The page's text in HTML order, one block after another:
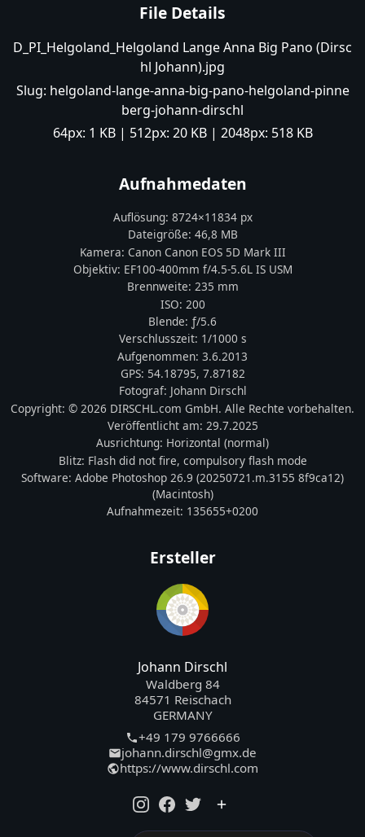
File Details
D_PI_Helgoland_Helgoland Lange Anna Big Pano (Dirsc
hl Johann).jpg
Slug: helgoland-lange-anna-big-pano-helgoland-pinne
berg-johann-dirschl
64px: 1 KB| 512px: 20 KB| 2048px: 518 KB
Aufnahmedaten
Auflösung: 8724×11834px
Dateigröße: 46,8 MB
Kamera: CanonCanon EOS 5D Mark III
Objektiv: EF100-400mm f/4.5-5.6L IS USM
Brennweite: 235 mm
ISO: 200
Blende: ƒ/5.6
Verschlusszeit: 1/1000 s
Aufgenommen: 3.6.2013
GPS: 54.18795, 7.87182
Fotograf: Johann Dirschl
Copyright: © 2026 DIRSCHL.com GmbH. Alle Rechte vorbehalten.
Veröffentlicht am: 29.7.2025
Ausrichtung: Horizontal (normal)
Blitz: Flash did not fire, compulsory flash mode
Software: Adobe Photoshop 26.9 (20250721.m.3155 8f9ca12)
(Macintosh)
Aufnahmezeit: 135655+0200
Ersteller
Johann Dirschl
Waldberg 84
84571 Reischach
GERMANY
+49 179 9766666
johann.dirschl@gmx.de
https://www.dirschl.com